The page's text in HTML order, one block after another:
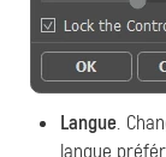
Langue.